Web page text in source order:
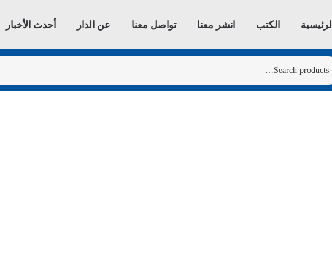
الرئيسية الكتب انشر معنا تواصل معنا عن الدار أحدث الأخبار